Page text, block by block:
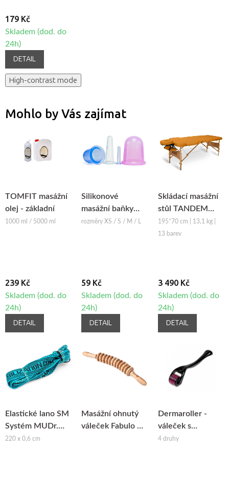
179 Kč
Skladem (dod. do
24h)
DETAIL
High-contrast mode
Mohlo by Vás zajímat
TOMFIT masážní
olej - základní
1000 ml / 5000 ml
239 Kč
Skladem (dod. do
24h)
DETAIL
Silikonové
masážní baňky
Fabulo Bell
rozměry XS / S / M / L
59 Kč
Skladem (dod. do
24h)
DETAIL
Skládací masážní
stůl TANDEM
Basic-2
195*70 cm | 13,1 kg |
13 barev
3 490 Kč
Skladem (dod. do
24h)
DETAIL
Elastické lano SM
Systém MUDr.
Smíšek
220 x 0,6 cm
Masážní ohnutý
váleček Fabulo na
Dermaroller -
váleček s
mikrojehlami
4 druhy